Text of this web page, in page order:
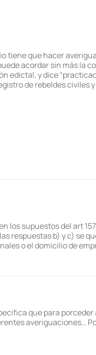
tiene que hacer
acordar sin más la
edictal, y dice
de rebeldes civiles
supuestos del art
respuestas b) y c) se
o el domicilio de
que para
averiguaciones…